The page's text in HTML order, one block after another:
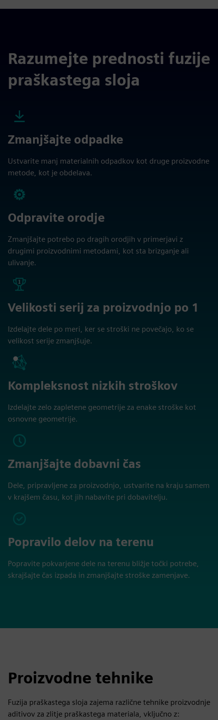
Razumejte prednosti fuzije
praškastega sloja
Zmanjšajte odpadke
Ustvarite manj materialnih odpadkov kot druge proizvodne
metode, kot je obdelava.
Odpravite orodje
Zmanjšajte potrebo po dragih orodjih v primerjavi z
drugimi proizvodnimi metodami, kot sta brizganje ali
ulivanje.
Velikosti serij za proizvodnjo po 1
Izdelajte dele po meri, ker se stroški ne povečajo, ko se
velikost serije zmanjšuje.
Kompleksnost nizkih stroškov
Izdelajte zelo zapletene geometrije za enake stroške kot
osnovne geometrije.
Zmanjšajte dobavni čas
Dele, pripravljene za proizvodnjo, ustvarite na kraju samem
v krajšem času, kot jih nabavite pri dobavitelju.
Popravilo delov na terenu
Popravite pokvarjene dele na terenu bližje točki potrebe,
skrajšajte čas izpada in zmanjšajte stroške zamenjave.
Proizvodne tehnike
Fuzija praškastega sloja zajema različne tehnike proizvodnje
aditivov za zlitje praškastega materiala, vključno z: